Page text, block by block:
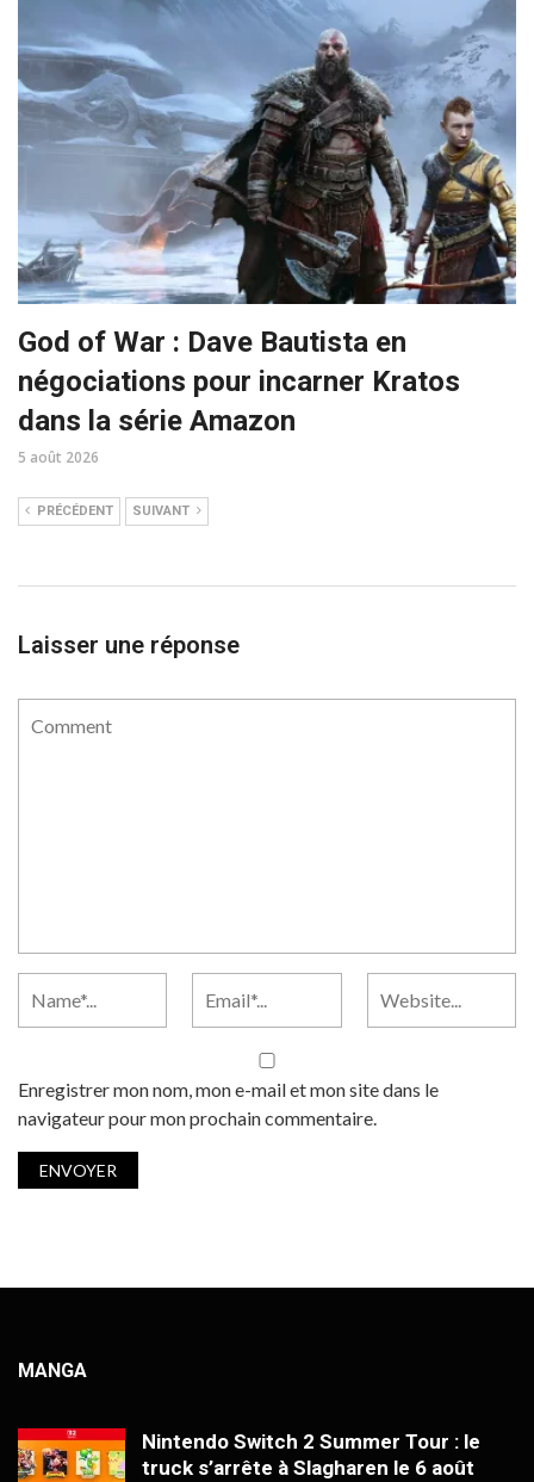
God of War : Dave Bautista en
négociations pour incarner Kratos
dans la série Amazon
5 août 2026
PRÉCÉDENT SUIVANT
Laisser une réponse
Enregistrer mon nom, mon e-mail et mon site dans le
navigateur pour mon prochain commentaire.
MANGA
Nintendo Switch 2 Summer Tour : le
truck s’arrête à Slagharen le 6 août